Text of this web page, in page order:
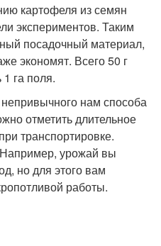
картофеля из семян
экспериментов. Таким
посадочный материал,
экономят. Всего 50 г
га поля.
нам способа
отметить длительное
транспортировке.
урожай вы
но для этого вам
работы.